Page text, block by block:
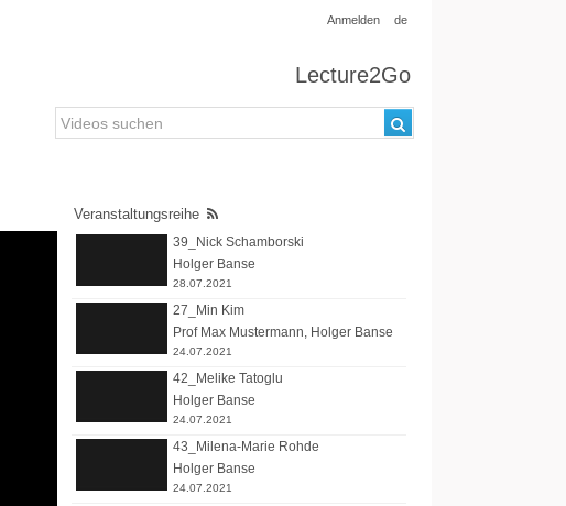
Anmelden de
Lecture2Go
Veranstaltungsreihe
39_Nick Schamborski
Holger Banse
28.07.2021
27_Min Kim
Prof Max Mustermann, Holger Banse
24.07.2021
42_Melike Tatoglu
Holger Banse
24.07.2021
43_Milena-Marie Rohde
Holger Banse
24.07.2021